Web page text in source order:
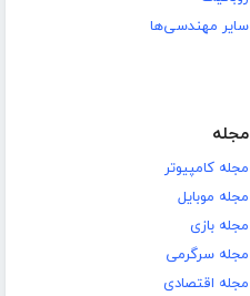
سایر مهندسی‌ها
مجله
مجله کامپیوتر
مجله موبایل
مجله بازی
مجله سرگرمی
مجله اقتصادی